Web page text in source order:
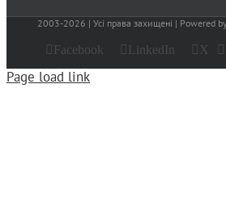
2003-2026 | Усі права захищені | Powered
Facebook LinkedIn X
Page load link